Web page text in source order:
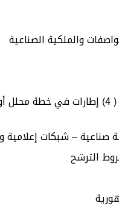
والملكية الصناعية
عنوان المناظرة : إنتـداب أربعة (
– شبكات إعلامية
الترشح